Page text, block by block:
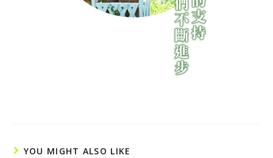
YOU MIGHT ALSO LIKE